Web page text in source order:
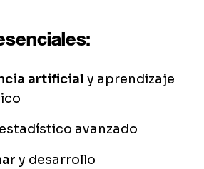
artificial y aprendizaje
avanzado
y desarrollo